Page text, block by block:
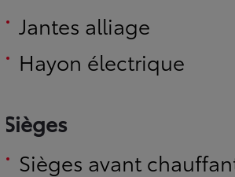
Jantes alliage
Hayon électrique
Sièges
Sièges avant